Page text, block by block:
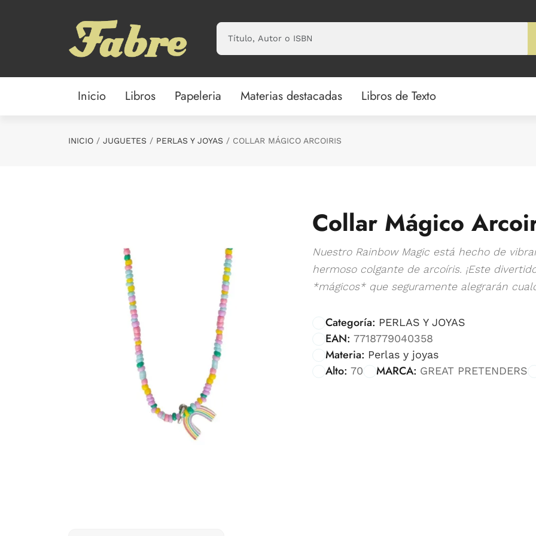
Inicio Libros Papeleria Materias destacadas Libros de Texto
INICIO JUGUETES PERLAS Y JOYAS COLLAR MÁGICO ARCOIRIS
Collar Mágico
Nuestro Rainbow Magic está hecho de
hermoso colgante de arcoíris. ¡Este
*mágicos* que seguramente alegrarán
Categoría: PERLAS Y JOYAS
EAN: 7718779040358
Materia: Perlas y joyas
Alto: 70 MARCA: GREAT PRETENDERS